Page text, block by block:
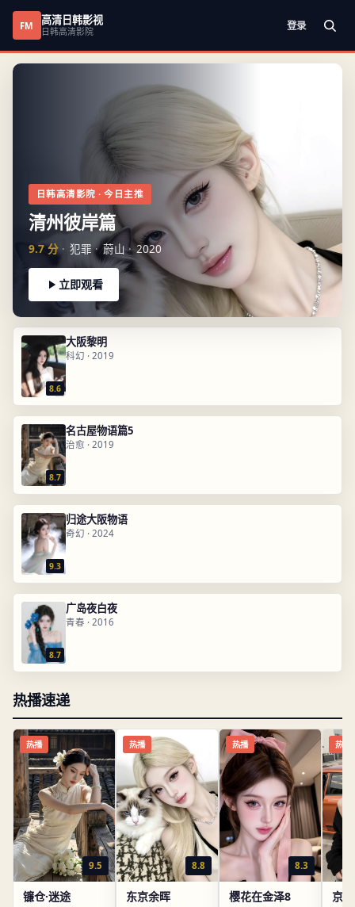
FM 高清日韩影视
日韩高清影院 登录
日韩高清影院 · 今日主推
清州彼岸篇
9.7分 犯罪 蔚山 2020
立即观看
8.6
大阪黎明
科幻 · 2019
8.7
名古屋物语篇5
治愈 · 2019
9.3
归途大阪物语
奇幻 · 2024
8.7
广岛夜白夜
青春 · 2016
热播速递
热播
9.5
镰仓·迷途
热播
8.8
东京余晖
热播
8.3
樱花在金泽8
热播
京